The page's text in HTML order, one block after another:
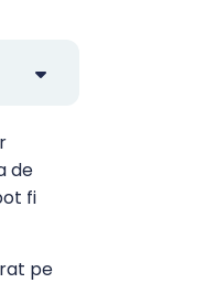
de
fi
pe